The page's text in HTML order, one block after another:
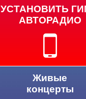
УСТАНОВИТЬ
АВТОРАДИО
Живые
концерты